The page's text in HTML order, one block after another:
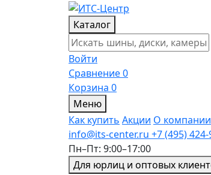
Каталог
Войти
Сравнение0
Корзина 0
Меню
Как купить Акции О компании
info@its-center.ru +7 (495)
Пн–Пт: 9:00–17:00
Для юрлиц и оптовых